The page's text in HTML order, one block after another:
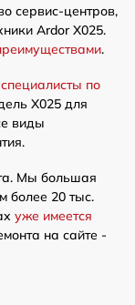
сервис-центров,
Ardor X025.
.
специалисты по
X025 для
виды
Мы большая
более 20 тыс.
уже имеется
на сайте -